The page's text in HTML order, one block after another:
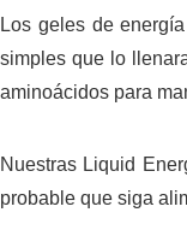
Los geles de
simples que lo
aminoácidos para
Nuestras Liquid
probable que siga